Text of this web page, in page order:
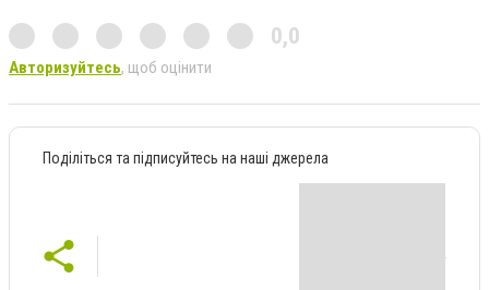
0,0
Авторизуйтесь, щоб оцінити
Поділіться та підписуйтесь на наші джерела